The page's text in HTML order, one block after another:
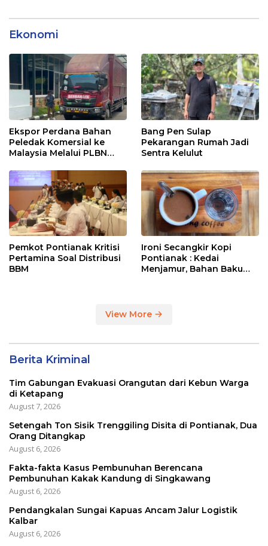
Ekonomi
Ekspor Perdana Bahan
Peledak Komersial ke
Malaysia Melalui PLBN
Bang Pen Sulap
Pekarangan Rumah Jadi
Sentra Kelulut
Pemkot Pontianak Kritisi
Pertamina Soal Distribusi
BBM
Ironi Secangkir Kopi
Pontianak : Kedai
Menjamur, Bahan Baku
View More
Berita Kriminal
Tim Gabungan Evakuasi Orangutan dari Kebun Warga
di Ketapang
August 7, 2026
Setengah Ton Sisik Trenggiling Disita di Pontianak, Dua
Orang Ditangkap
August 6, 2026
Fakta-fakta Kasus Pembunuhan Berencana
Pembunuhan Kakak Kandung di Singkawang
August 6, 2026
Pendangkalan Sungai Kapuas Ancam Jalur Logistik
Kalbar
August 6, 2026